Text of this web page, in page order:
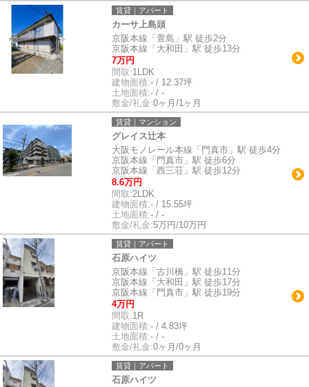
賃貸｜アパート
カーサ上島頭
京阪本線「萱島」駅 徒歩2分
京阪本線「大和田」駅 徒歩13分
7万円
間取:1LDK
建物面積:- / 12.37坪
土地面積:- / -
敷金/礼金:0ヶ月/1ヶ月
賃貸｜マンション
グレイス辻本
大阪モノレール本線「門真市」駅 徒歩4分
京阪本線「門真市」駅 徒歩6分
京阪本線「西三荘」駅 徒歩12分
8.6万円
間取:2LDK
建物面積:- / 15.55坪
土地面積:- / -
敷金/礼金:5万円/10万円
賃貸｜アパート
石原ハイツ
京阪本線「古川橋」駅 徒歩11分
京阪本線「大和田」駅 徒歩17分
京阪本線「門真市」駅 徒歩19分
4万円
間取:1R
建物面積:- / 4.83坪
土地面積:- / -
敷金/礼金:0ヶ月/0ヶ月
賃貸｜アパート
石原ハイツ